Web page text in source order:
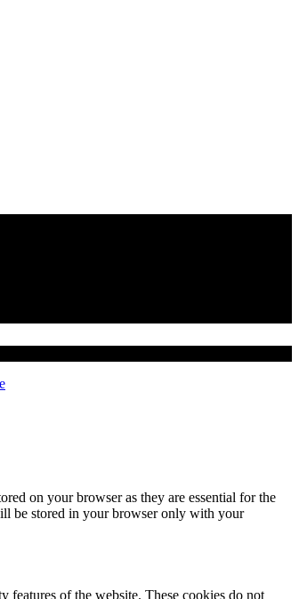
on your browser as they are essential for the
be stored in your browser only with your
features of the website. These cookies do not